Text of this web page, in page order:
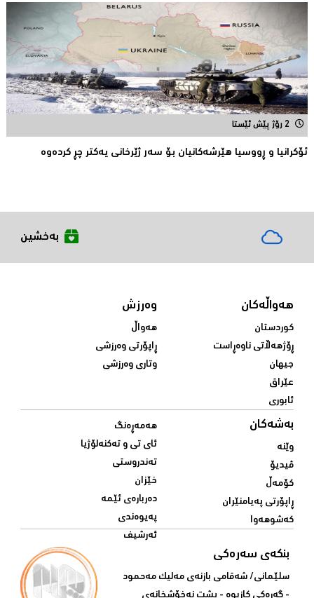
2 رۆژ پێش ئێستا
ئۆكرانیا و ڕووسیا هێرشەكانیان بۆ سەر ژێرخانی یەكتر چڕ كردەوە
بەخشین
هەواڵەکان
کوردستان
ڕۆژهەڵاتی ناوەڕاست
جیهان
عێراق
ئابوری
وەرزش
هەواڵ
ڕاپۆرتی وەرزشی
وتاری وەرزشی
بەشەکان
وێنە
ڤیدیۆ
کۆمەڵ
ڕاپۆرتی پەیامنێران
کەشوهەوا
هەمەڕەنگ
ئای تی و تەکنەلۆژیا
تەندروستی
خێزان
دەربارەی ئێمە
پەیوەندی
ئەرشیف
بنکەی سەرەکی
سلێمانی/ شه‌قامی بازنه‌ی مه‌لیک مه‌حمود